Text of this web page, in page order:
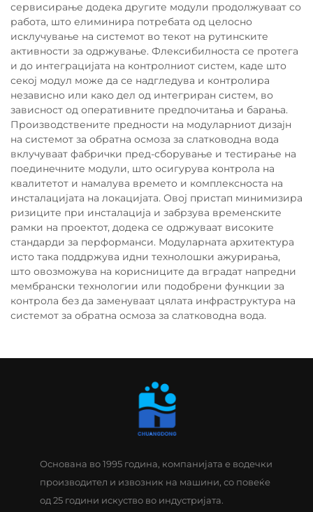
сервисирање додека другите модули продолжуваат со
работа, што елиминира потребата од целосно
исклучување на системот во текот на рутинските
активности за одржување. Флексибилноста се протега
и до интеграцијата на контролниот систем, каде што
секој модул може да се надгледува и контролира
независно или како дел од интегриран систем, во
зависност од оперативните предпочитања и барања.
Производствените предности на модуларниот дизајн
на системот за обратна осмоза за слатководна вода
вклучуваат фабрички пред-сборување и тестирање на
поединечните модули, што осигурува контрола на
квалитетот и намалува времето и комплексноста на
инсталацијата на локацијата. Овој пристап минимизира
ризиците при инсталација и забрзува временските
рамки на проектот, додека се одржуваат високите
стандарди за перформанси. Модуларната архитектура
исто така поддржува идни технолошки ажурирања,
што овозможува на корисниците да вградат напредни
мембрански технологии или подобрени функции за
контрола без да заменуваат цялата инфраструктура на
системот за обратна осмоза за слатководна вода.
Основана во 1995 година, компанијата е водечки
производител и извозник на машини, со повеќе
од 25 години искуство во индустријата.